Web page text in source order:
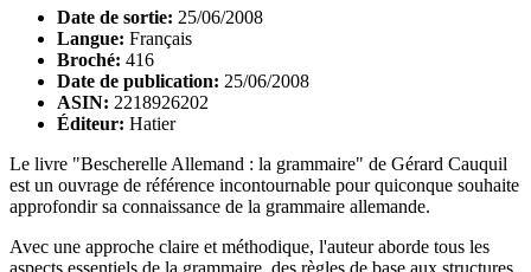
Date de sortie: 25/06/2008
Langue: Français
Broché: 416
Date de publication: 25/06/2008
ASIN: 2218926202
Éditeur: Hatier
Le livre "Bescherelle Allemand : la grammaire" de Gérard Cauquil
est un ouvrage de référence incontournable pour quiconque souhaite
approfondir sa connaissance de la grammaire allemande.
Avec une approche claire et méthodique, l'auteur aborde tous les
aspects essentiels de la grammaire, des règles de base aux structures